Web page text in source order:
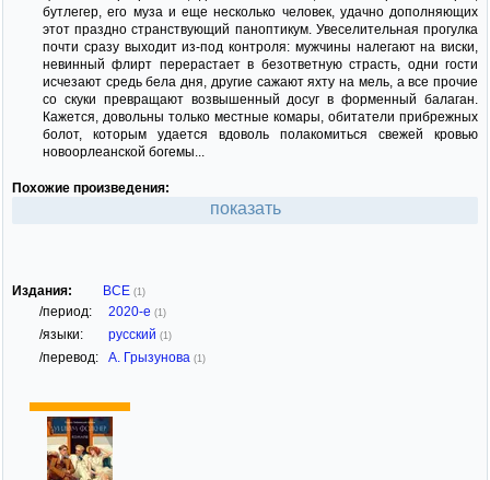
бутлегер, его муза и еще несколько человек, удачно дополняющих
этот праздно странствующий паноптикум. Увеселительная прогулка
почти сразу выходит из-под контроля: мужчины налегают на виски,
невинный флирт перерастает в безответную страсть, одни гости
исчезают средь бела дня, другие сажают яхту на мель, а все прочие
со скуки превращают возвышенный досуг в форменный балаган.
Кажется, довольны только местные комары, обитатели прибрежных
болот, которым удается вдоволь полакомиться свежей кровью
новоорлеанской богемы...
Похожие произведения:
показать
Издания: ВСЕ (1)
/период: 2020-е (1)
/языки: русский (1)
/перевод: А. Грызунова (1)